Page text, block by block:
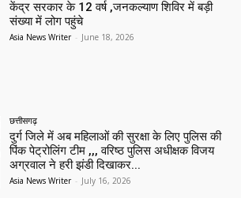
केंद्र सरकार के 12 वर्ष ,जनकल्याण शिविर में बड़ी
संख्या में लोग पहुंचे
Asia News Writer - June 18, 2026
छत्तीसगढ़
दुर्ग जिले में अब महिलाओं की सुरक्षा के लिए पुलिस की
पिंक पेट्रोलिंग टीम ,,, वरिष्ठ पुलिस अधीक्षक विजय
अग्रवाल ने हरी झंडी दिखाकर...
Asia News Writer - July 16, 2026